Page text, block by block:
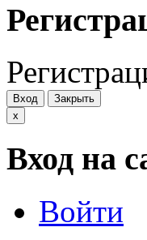
Вход
Закрыть
x
Вход на
Войти